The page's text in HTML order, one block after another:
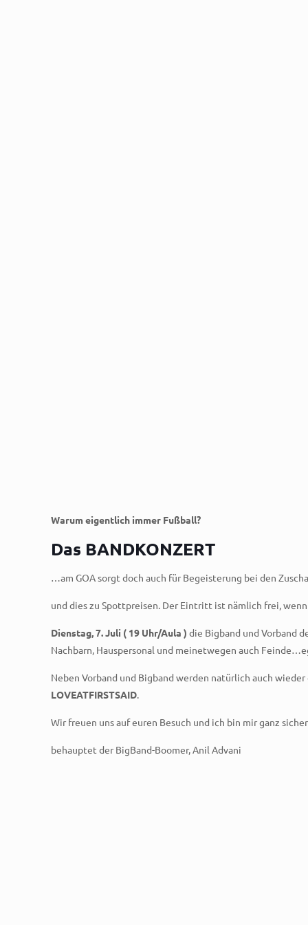
Warum eigentlich immer Fußball?
Das BANDKONZERT
…am GOA sorgt doch auch für Begeisterung bei den
und dies zu Spottpreisen. Der Eintritt ist nämlich frei,
Dienstag, 7. Juli ( 19 Uhr/Aula )die Bigband und Vorband
Nachbarn, Hauspersonal und meinetwegen auch
Neben Vorband und Bigband werden natürlich auch
LOVEATFIRSTSAID.
Wir freuen uns auf euren Besuch und ich bin mir ganz
behauptet der BigBand-Boomer, Anil Advani